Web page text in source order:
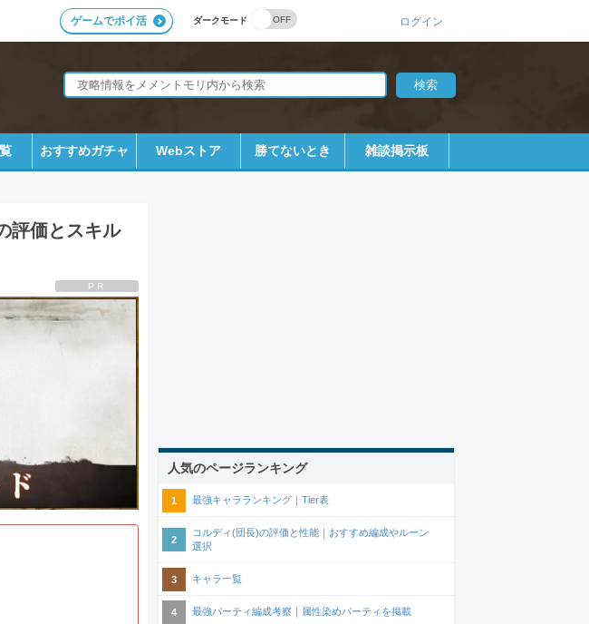
ダークモード
ゲームでポイ活 ログイン
おすすめガチャ Webストア 勝てないとき 雑談掲示板
評価とスキル
PR
人気のページランキング
最強キャラランキング｜Tier表
コルディ(団長)の評価と性能｜おすすめ編成やルーン
選択
キャラ一覧
最強パーティ編成考察｜属性染めパーティを掲載